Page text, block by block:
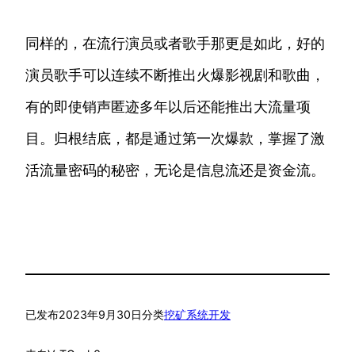
同样的，在流行演员或者歌手那更是如此，好的
演员歌手可以连续不断推出火爆影视剧和歌曲，
有的即使销声匿迹多年以后还能推出大流量项
目。归根结底，都是通过第一次爆款，掌握了激
活流量密码的秘密，无论是信息流还是资金流。
已发布2023年9月30日分类挖矿系统开发